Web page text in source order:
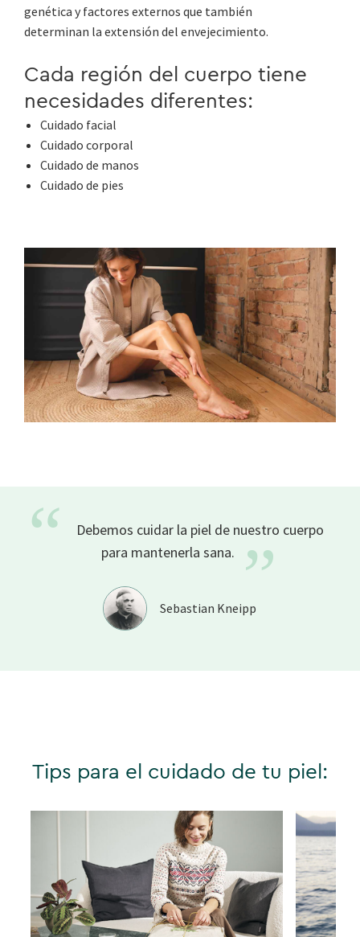
genética y factores externos que también
determinan la extensión del envejecimiento.
Cada región del cuerpo tiene
necesidades diferentes:
Cuidado facial
Cuidado corporal
Cuidado de manos
Cuidado de pies
“
Debemos cuidar la piel de nuestro cuerpo
para mantenerla sana. ”
Sebastian Kneipp
Tips para el cuidado de tu piel: